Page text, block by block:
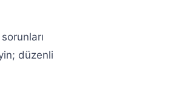
düzenli